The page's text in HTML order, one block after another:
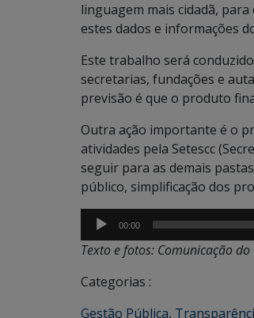
linguagem mais cidadã,
estes dados e informações
Este trabalho será
secretarias, fundações e
previsão é que o produto
Outra ação importante é o
atividades pela Setescc
seguir para as demais
público, simplificação dos
Tocador
de
áudio
00:00
Texto e fotos: Comunicação do
Categorias :
Gestão Pública,